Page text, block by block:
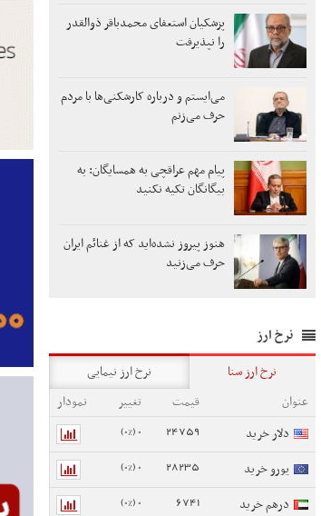
پزشکیان استعفای محمدباقر ذوالقدر
را نپذیرفت
می‌ایستم و درباره کارشکنی‌ها با مردم
حرف می‌زنم
پیام مهم عراقچی به همسایگان: به
بیگانگان تکیه نکنید
هنوز پیروز نشده‌اید که از غنائم ایران
حرف می‌زنید
نرخ ارز
نرخ ارز سنا
نرخ ارز نیمایی
عنوان
قیمت تغییر
نمودار
دلار خرید
24759
0 (0%)
یورو خرید 28235
0 (0%)
درهم خرید 6741
0 (0%)